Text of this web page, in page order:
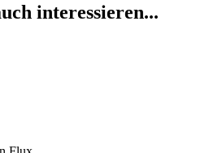
interessieren...